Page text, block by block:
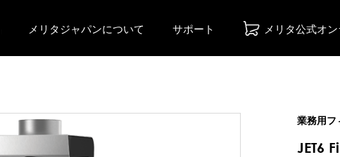
メリタジャパンについて サポート メリタ公式オ
業務用フ
JET6